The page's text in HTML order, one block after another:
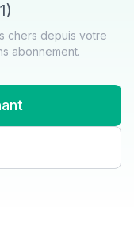
chers depuis votre
abonnement.